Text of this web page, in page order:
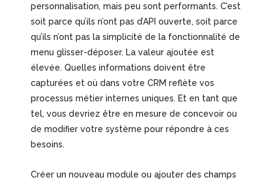
personnalisation, mais peu sont performants. C’est
soit parce qu’ils n’ont pas d’API ouverte, soit parce
qu’ils n’ont pas la simplicité de la fonctionnalité de
menu glisser-déposer. La valeur ajoutée est
élevée. Quelles informations doivent être
capturées et où dans votre CRM reflète vos
processus métier internes uniques. Et en tant que
tel, vous devriez être en mesure de concevoir ou
de modifier votre système pour répondre à ces
besoins.
Créer un nouveau module ou ajouter des champs